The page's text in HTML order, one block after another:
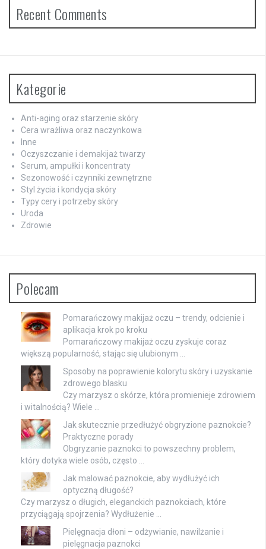
Recent Comments
Kategorie
Anti-aging oraz starzenie skóry
Cera wrażliwa oraz naczynkowa
Inne
Oczyszczanie i demakijaż twarzy
Serum, ampułki i koncentraty
Sezonowość i czynniki zewnętrzne
Styl życia i kondycja skóry
Typy cery i potrzeby skóry
Uroda
Zdrowie
Polecam
Pomarańczowy makijaż oczu – trendy, odcienie i
aplikacja krok po kroku
Pomarańczowy makijaż oczu zyskuje coraz
większą popularność, stając się ulubionym …
Sposoby na poprawienie kolorytu skóry i uzyskanie
zdrowego blasku
Czy marzysz o skórze, która promienieje zdrowiem
i witalnością? Wiele …
Jak skutecznie przedłużyć obgryzione paznokcie?
Praktyczne porady
Obgryzanie paznokci to powszechny problem,
który dotyka wiele osób, często …
Jak malować paznokcie, aby wydłużyć ich
optyczną długość?
Czy marzysz o długich, eleganckich paznokciach, które
przyciągają spojrzenia? Wydłużenie …
Pielęgnacja dłoni – odżywianie, nawilżanie i
pielęgnacja paznokci